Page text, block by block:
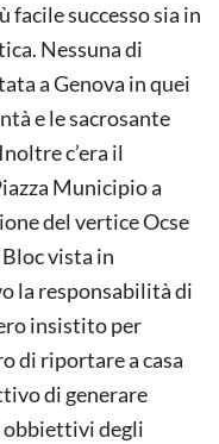
successo sia in
Nessuna di
a Genova in quei
e le sacrosante
c’era il
Municipio a
del vertice Ocse
vista in
la responsabilità di
insistito per
di riportare a casa
di generare
obbiettivi degli